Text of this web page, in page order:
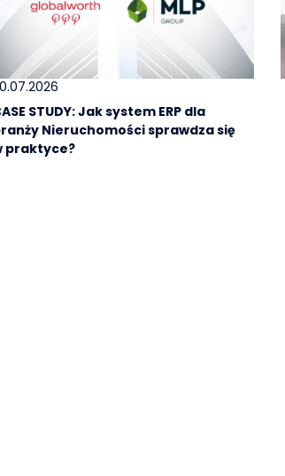
STUDY: Jak system ERP dla
Nieruchomości sprawdza się
praktyce?